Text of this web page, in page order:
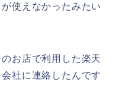
使えなかったみたい
お店で利用した楽天
社に連絡したんです